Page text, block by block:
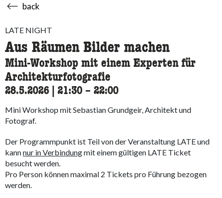
back
LATE NIGHT
Aus Räumen Bilder machen
Mini-Workshop mit einem Experten für
Architekturfotografie
28.5.2026 21:30 accessibility.time_to
– 22:00
Mini Workshop mit Sebastian Grundgeir, Architekt und
Fotograf.
Der Programmpunkt ist Teil von der Veranstaltung LATE und
kannnur in Verbindungmit einem gültigen LATE Ticket
besucht werden.
Pro Person können maximal 2 Tickets pro Führung bezogen
werden.